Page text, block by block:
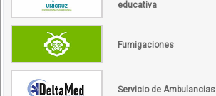
educativa
Fumigaciones
Servicio de Ambulancias